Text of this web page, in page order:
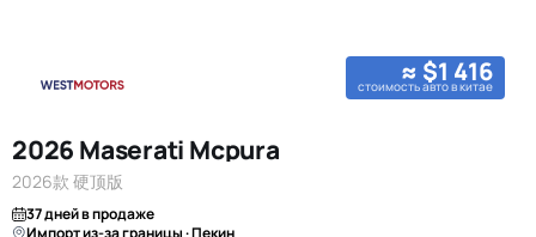
≈ $1 416
стоимость авто в китае
2026 Maserati Mcpura
2026款 硬顶版
37 дней в продаже
Импорт из-за границы · Пекин